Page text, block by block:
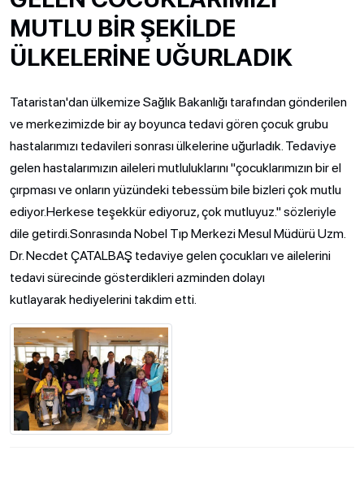
MUTLU BİR ŞEKİLDE
ÜLKELERİNE UĞURLADIK
Tataristan'dan ülkemize Sağlık Bakanlığı tarafından gönderilen
ve merkezimizde bir ay boyunca tedavi gören çocuk grubu
hastalarımızı tedavileri sonrası ülkelerine uğurladık. Tedaviye
gelen hastalarımızın aileleri mutluluklarını "çocuklarımızın bir el
çırpması ve onların yüzündeki tebessüm bile bizleri çok mutlu
ediyor.Herkese teşekkür ediyoruz, çok mutluyuz." sözleriyle
dile getirdi.Sonrasında Nobel Tıp Merkezi Mesul Müdürü Uzm.
Dr. Necdet ÇATALBAŞ tedaviye gelen çocukları ve ailelerini
tedavi sürecinde gösterdikleri azminden dolayı
kutlayarak hediyelerini takdim etti.